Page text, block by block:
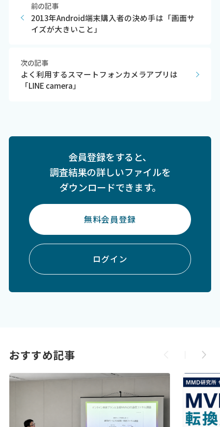
前の記事
2013年Android端末購入者の決め手は「画面サ
イズが大きいこと」
次の記事
よく利用するスマートフォンカメラアプリは
「LINE camera」
会員登録をすると、
調査結果の詳しいファイルを
ダウンロードできます。
無料会員登録
ログイン
おすすめ記事